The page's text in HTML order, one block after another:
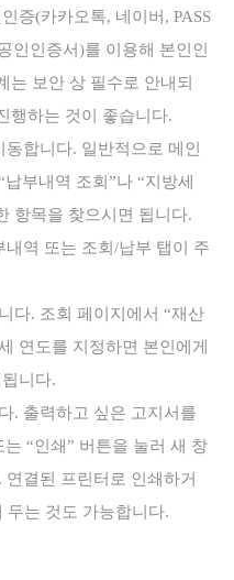
증(카카오톡, 네이버, PASS
인인증서)를 이용해 본인인
는 보안 상 필수로 안내되
행하는 것이 좋습니다.
합니다. 일반적으로 메인
부내역 조회”나 “지방세
항목을 찾으시면 됩니다.
역 또는 조회/납부 탭이 주
다. 조회 페이지에서 “재산
연도를 지정하면 본인에게
니다.
. 출력하고 싶은 고지서를
“인쇄” 버튼을 눌러 새 창
결된 프린터로 인쇄하거
두는 것도 가능합니다.